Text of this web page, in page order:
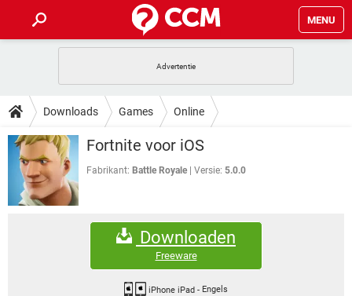
MENU
INSTAGRAM WINDOWS 10
NETFLIX CORONAVIRUS
GRATIS SNAPCHAT
TIKTOK
HOW-TO
VIDEOBELLEN GAMES
INSTAGRAM
NETFLIX
DOWNLOADS
VIDEOBELLEN GAMES
INSTAGRAM
CORONAVIRUS
SNAPCHAT
FORUM
WINDOWS 10
CORONAVIRUS
SNAPCHAT
GAMES
Downloads Games Online
Fortnite voor iOS
Fabrikant: Battle Royale Versie: 5.0.0
Downloaden
Freeware
iPhone iPad - Engels